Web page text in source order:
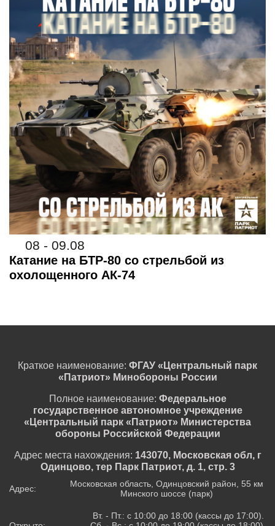
08 - 09.08
Катание на БТР-80 со стрельбой из
охолощенного АК-74
Краткое наименование: ФГАУ «Центральный парк
«Патриот» Минобороны России
Полное наименование: Федеральное
государственное автономное учреждение
«Центральный парк «Патриот» Министерства
обороны Российской Федерации
Адрес места нахождения: 143070, Московская обл, г
Одинцово, тер Парк Патриот, д. 1, стр. 3
Адрес:
Московская область, Одинцовский район, 55 км
Минского шоссе (парк)
Вт. - Пт.: с 10:00 до 18:00 (кассы до 17:00).